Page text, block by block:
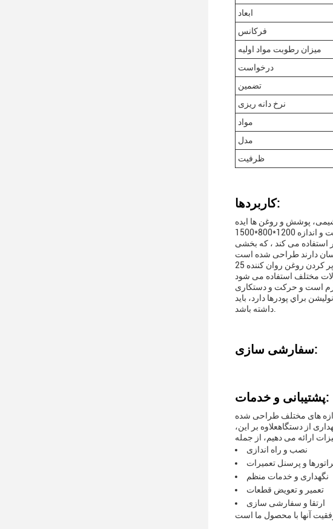
ابعاد
فرکانس
میزان رطوبت مواد اولیه
درخواست
تضمین
نرخ دانه ریزی
مواد
مدل
ظرفیت
کاربردها:
پتروشیمی، پوشش و روغن ها ایده
پودر استفاده می کند ، که بخشی
خط تولید پر کردن روغن روان کننده 25L به طور گسترده ای در موارد و سناریوهای مختلف استفاده از محصول استفاده می شود، از جمله تولید روغن،
آسان است و انتخاب مورد علاقه بسیاری از صنایع است. وزن ماشین بین 500 تا 1000 کیلوگرم است و حرکت و دستکاری
كه نياز به تجهيزات گرانوليشن براي پودرها دارد، بايد
سفارشی سازی:
پشتیبانی و خدمات:
های مختلف طراحی شده
از دستگاهعلاوه بر این،
نصب و راه اندازی
و پرسنل تعمیرات
نگهداری و خدمات منظم
تعمیر و تعویض قطعات
ارتقا و سفارشی سازی